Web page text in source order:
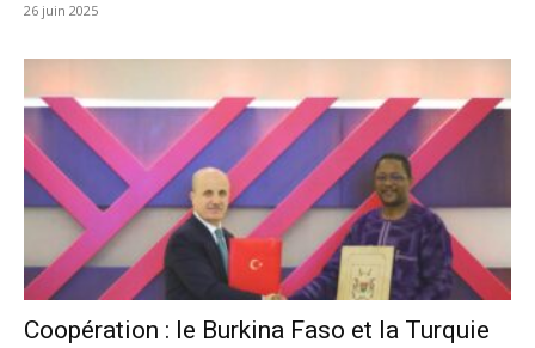
26 juin 2025
Coopération : le Burkina Faso et la Turquie